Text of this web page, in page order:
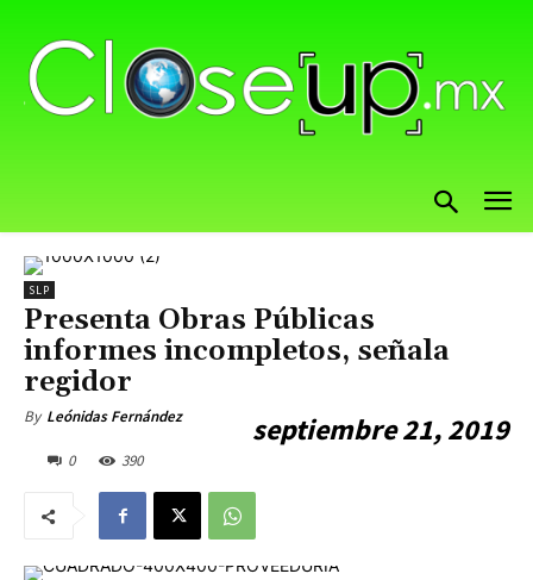
SLP
Presenta Obras Públicas
informes incompletos, señala
regidor
By Leónidas Fernández septiembre 21, 2019
0 390